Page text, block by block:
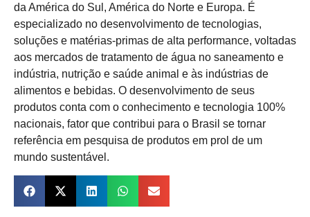
da América do Sul, América do Norte e Europa. É
especializado no desenvolvimento de tecnologias,
soluções e matérias-primas de alta performance, voltadas
aos mercados de tratamento de água no saneamento e
indústria, nutrição e saúde animal e às indústrias de
alimentos e bebidas. O desenvolvimento de seus
produtos conta com o conhecimento e tecnologia 100%
nacionais, fator que contribui para o Brasil se tornar
referência em pesquisa de produtos em prol de um
mundo sustentável.